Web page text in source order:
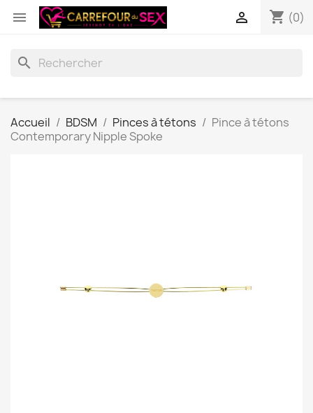
 shopping_cart (0)

search
Accueil BDSM Pinces à tétons
Pince à tétons
Contemporary Nipple Spoke